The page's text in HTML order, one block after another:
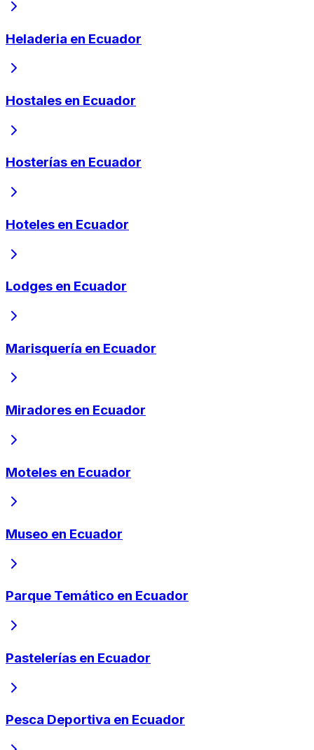
Heladeria en Ecuador
Hostales en Ecuador
Hosterías en Ecuador
Hoteles en Ecuador
Lodges en Ecuador
Marisquería en Ecuador
Miradores en Ecuador
Moteles en Ecuador
Museo en Ecuador
Parque Temático en Ecuador
Pastelerías en Ecuador
Pesca Deportiva en Ecuador